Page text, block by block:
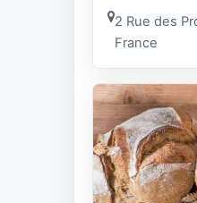
2 Rue des
France